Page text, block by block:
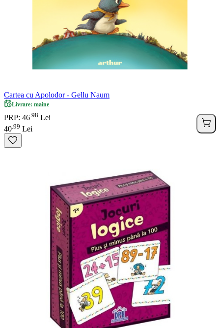
Cartea cu Apolodor - Gellu Naum
Livrare: maine
PRP: 46 98 Lei
40 99 Lei